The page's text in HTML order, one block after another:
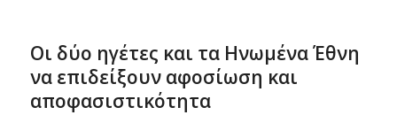
Οι δύο ηγέτες και τα Ηνωμένα Έθνη
να επιδείξουν αφοσίωση και
αποφασιστικότητα